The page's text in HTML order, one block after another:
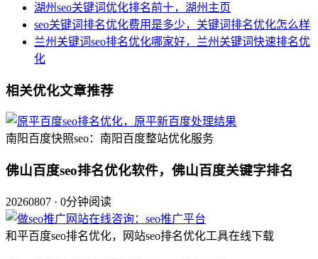
湖州seo关键词优化排名前十，湖州主页
seo关键词排名优化费用是多少，关键词排名优化怎么样
兰州关键词seo排名优化哪家好，兰州关键词快速排名优
化
相关优化文章推荐
南阳百度快照seo：南阳百度整站优化服务
佛山百度seo排名优化软件，佛山百度关键字排名
20260807 · 0分钟阅读
和平百度seo排名优化，网站seo排名优化工具在线下载